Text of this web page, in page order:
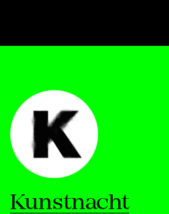
Kunstnacht